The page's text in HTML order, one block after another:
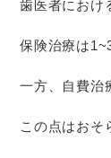
歯医者におけ
保険治療は
一方、自費治
この点はおそ